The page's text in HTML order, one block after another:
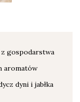
z gospodarstwa
aromatów
dyni i jabłka